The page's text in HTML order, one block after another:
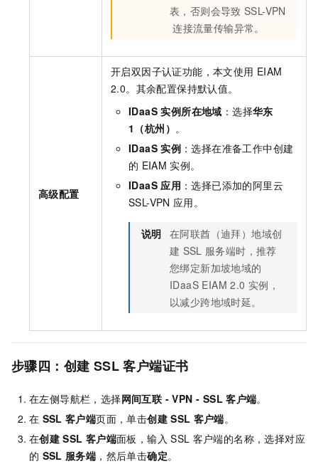
表，否则会导致 SSL-VPN
连接流量传输异常。
高级配置
开启双因子认证功能，本文使用 EIAM
2.0。其余配置保持默认值。
IDaaS 实例所在地域 ：选择华东
1（杭州） 。
IDaaS 实例 ：选择在准备工作中创建
的 EIAM 实例。
IDaaS 应用 ：选择已添加的阿里云
SSL-VPN 应用。
说明 在阿联酋（迪拜）地域创
建 SSL 服务端时，推荐
您绑定新加坡地域的
IDaaS EIAM 2.0 实例，
以减少跨地域时延。
步骤四：创建 SSL 客户端证书
在左侧导航栏，选择网间互联 - VPN - SSL 客户端。
在 SSL 客户端页面，单击创建 SSL 客户端。
在创建 SSL 客户端面板，输入 SSL 客户端的名称，选择对应
的 SSL 服务端 ，然后单击确定。